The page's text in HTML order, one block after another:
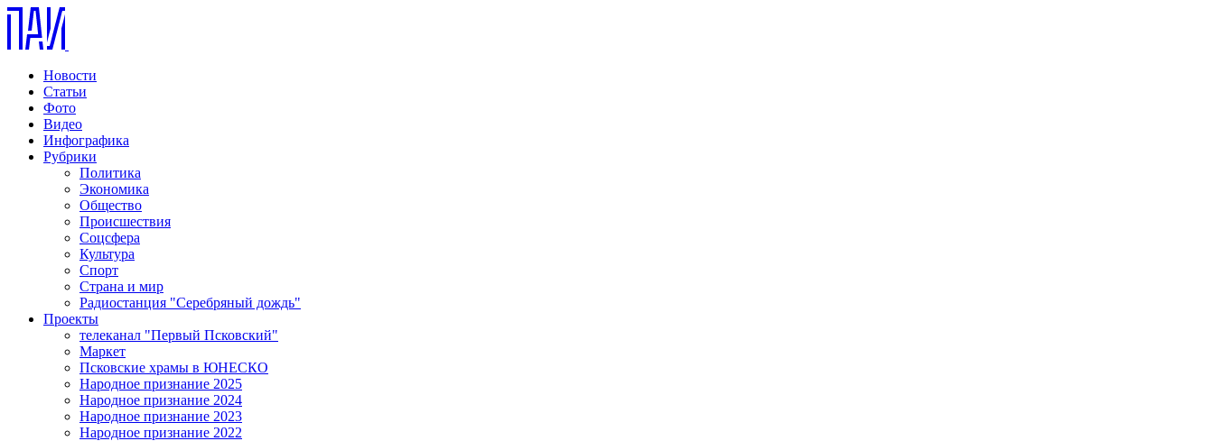
Новости
Статьи
Фото
Видео
Инфографика
Рубрики
Политика
Экономика
Общество
Происшествия
Соцсфера
Культура
Спорт
Страна и мир
Радиостанция "Серебряный дождь"
Проекты
телеканал "Первый Псковский"
Маркет
Псковские храмы в ЮНЕСКО
Народное признание 2025
Народное признание 2024
Народное признание 2023
Народное признание 2022